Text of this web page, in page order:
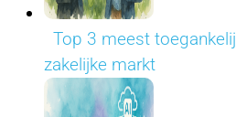
Top 3 meest
zakelijke markt